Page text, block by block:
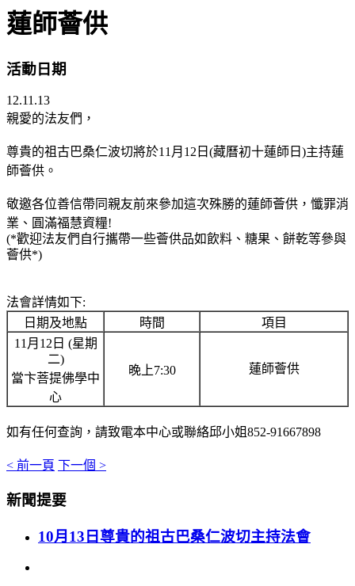
蓮師薈供
活動日期
12.11.13
親愛的法友們，
尊貴的祖古巴桑仁波切將於11月12日(藏曆初十蓮師日)主持蓮
師薈供。
敬邀各位善信帶同親友前來參加這次殊勝的蓮師薈供，懺罪消
業、圓滿福慧資糧!
(*歡迎法友們自行攜帶一些薈供品如飲料、糖果、餅乾等參與
薈供*)
法會詳情如下:
日期及地點
時間
項目
11月12日 (星期
二)
當卞菩提佛學中
心
晚上7:30 蓮師薈供
如有任何查詢，請致電本中心或聯絡邱小姐852-91667898
< 前一頁 下一個 >
新聞提要
10月13日尊貴的祖古巴桑仁波切主持法會